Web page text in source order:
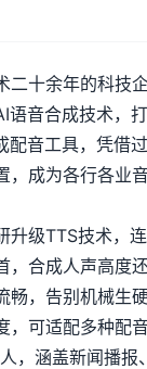
二十余年的科技
语音合成技术，
配音工具，凭借
，成为各行各业
升级TTS技术，
，合成人声高度
畅，告别机械生
，可适配多种配
，涵盖新闻播报